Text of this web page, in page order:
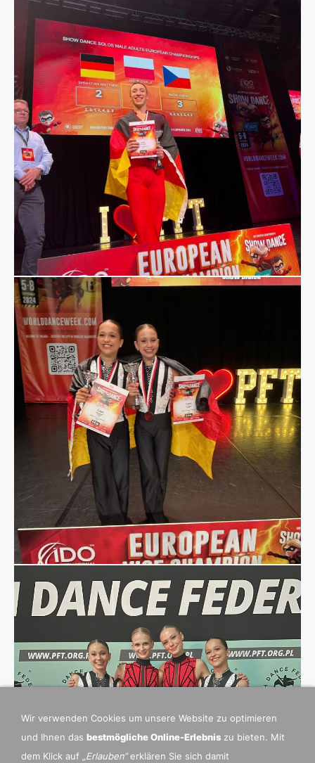
Wir verwenden Cookies um unsere Website zu optimieren
und Ihnen das bestmögliche Online-Erlebnis zu bieten. Mit
dem Klick auf
„Erlauben“erklären Sie sich damit